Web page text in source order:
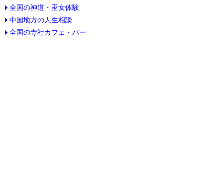
全国の神道・巫女体験
中国地方の人生相談
全国の寺社カフェ・バー